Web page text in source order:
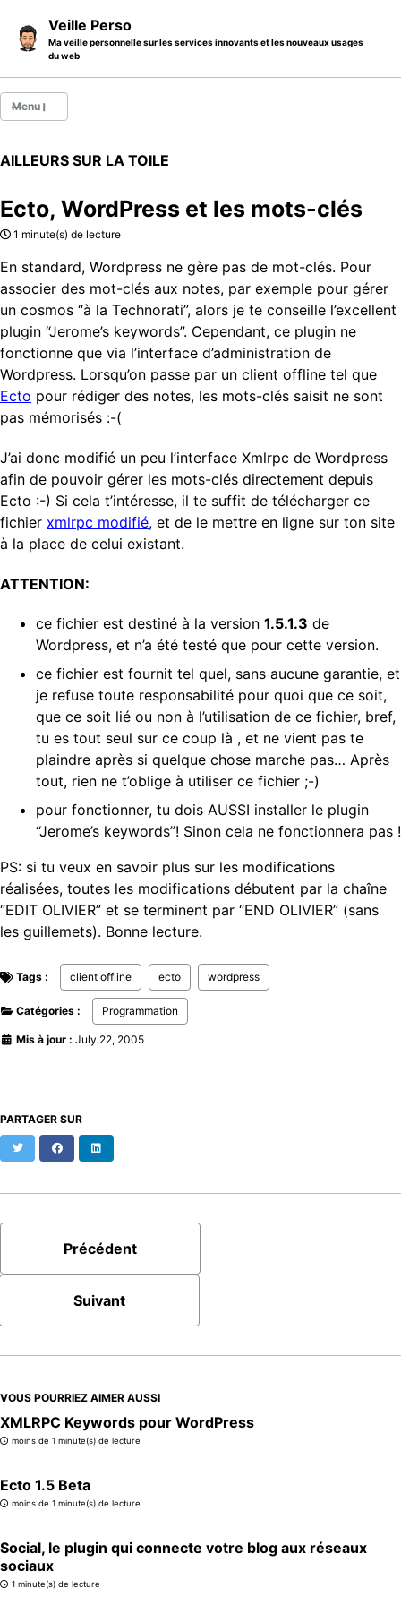
Veille Perso
Ma veille personnelle sur les services innovants et les nouveaux usages
du web
Menu
Catégories
A propos
AILLEURS SUR LA TOILE
Ecto, WordPress et les mots-clés
1 minute(s) de lecture
En standard, Wordpress ne gère pas de mot-clés. Pour
associer des mot-clés aux notes, par exemple pour gérer
un cosmos “à la Technorati”, alors je te conseille l’excellent
plugin “Jerome’s keywords”. Cependant, ce plugin ne
fonctionne que via l’interface d’administration de
Wordpress. Lorsqu’on passe par un client offline tel que
Ecto pour rédiger des notes, les mots-clés saisit ne sont
pas mémorisés :-(
J’ai donc modifié un peu l’interface Xmlrpc de Wordpress
afin de pouvoir gérer les mots-clés directement depuis
Ecto :-) Si cela t’intéresse, il te suffit de télécharger ce
fichier xmlrpc modifié, et de le mettre en ligne sur ton site
à la place de celui existant.
ATTENTION:
ce fichier est destiné à la version 1.5.1.3 de
Wordpress, et n’a été testé que pour cette version.
ce fichier est fournit tel quel, sans aucune garantie, et
je refuse toute responsabilité pour quoi que ce soit,
que ce soit lié ou non à l’utilisation de ce fichier, bref,
tu es tout seul sur ce coup là , et ne vient pas te
plaindre après si quelque chose marche pas… Après
tout, rien ne t’oblige à utiliser ce fichier ;-)
pour fonctionner, tu dois AUSSI installer le plugin
“Jerome’s keywords”! Sinon cela ne fonctionnera pas !
PS: si tu veux en savoir plus sur les modifications
réalisées, toutes les modifications débutent par la chaîne
“EDIT OLIVIER” et se terminent par “END OLIVIER” (sans
les guillemets). Bonne lecture.
Tags : client offline ecto wordpress
Catégories : Programmation
Mis à jour : July 22, 2005
PARTAGER SUR
Twitter Facebook
Précédent
Suivant
VOUS POURRIEZ AIMER AUSSI
XMLRPC Keywords pour WordPress
moins de 1 minute(s) de lecture
Ecto 1.5 Beta
moins de 1 minute(s) de lecture
Social, le plugin qui connecte votre blog aux réseaux
sociaux
1 minute(s) de lecture